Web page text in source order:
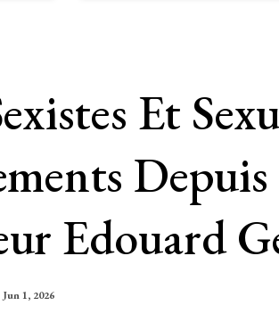
Et
Edouard
Jun 1, 2026